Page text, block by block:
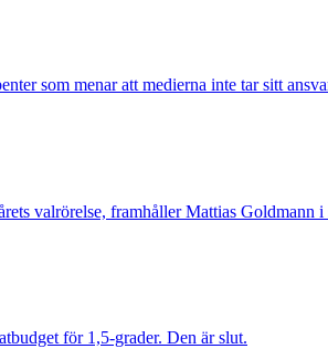
som menar att medierna inte tar sitt
valrörelse, framhåller Mattias Goldmann i
för 1,5-grader. Den är slut.